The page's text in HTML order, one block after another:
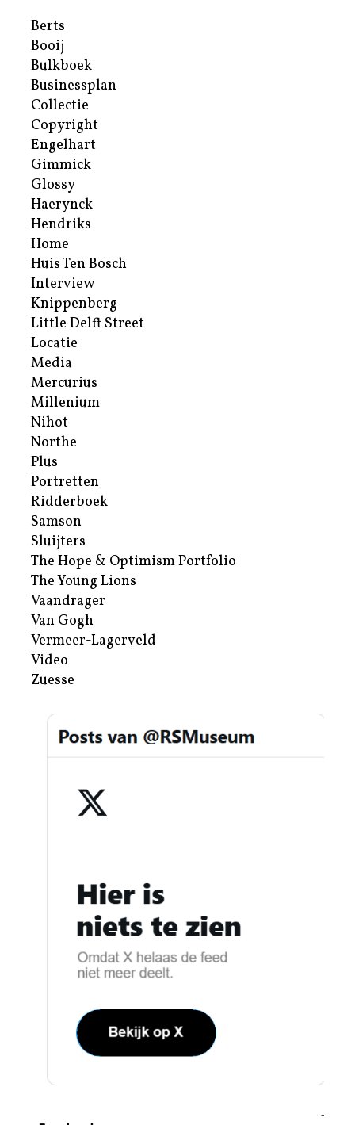
Berts
Booij
Bulkboek
Businessplan
Collectie
Copyright
Engelhart
Gimmick
Glossy
Haerynck
Hendriks
Home
Huis Ten Bosch
Interview
Knippenberg
Little Delft Street
Locatie
Media
Mercurius
Millenium
Nihot
Northe
Plus
Portretten
Ridderboek
Samson
Sluijters
The Hope & Optimism Portfolio
The Young Lions
Vaandrager
Van Gogh
Vermeer-Lagerveld
Video
Zuesse